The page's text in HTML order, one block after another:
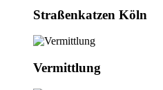
Straßenkatzen Köln
Vermittlung